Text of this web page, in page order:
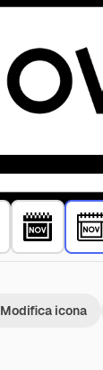
Modifica icona